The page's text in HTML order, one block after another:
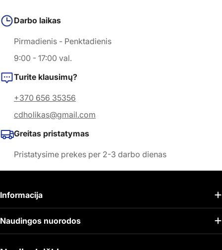
Darbo laikas
Pirmadienis - Penktadienis
9:00 - 17:00 val.
Turite klausimų?
+370 656 35356
cdholikas@gmail.com
Greitas pristatymas
Pristatysime prekes per 2-3 darbo dienas
Informacija
Naudingos nuorodos